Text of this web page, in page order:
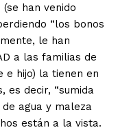
han venido
“los bonos
le han
a las familias de
e hijo) la tienen en
es decir, “sumida
agua y maleza
están a la vista.